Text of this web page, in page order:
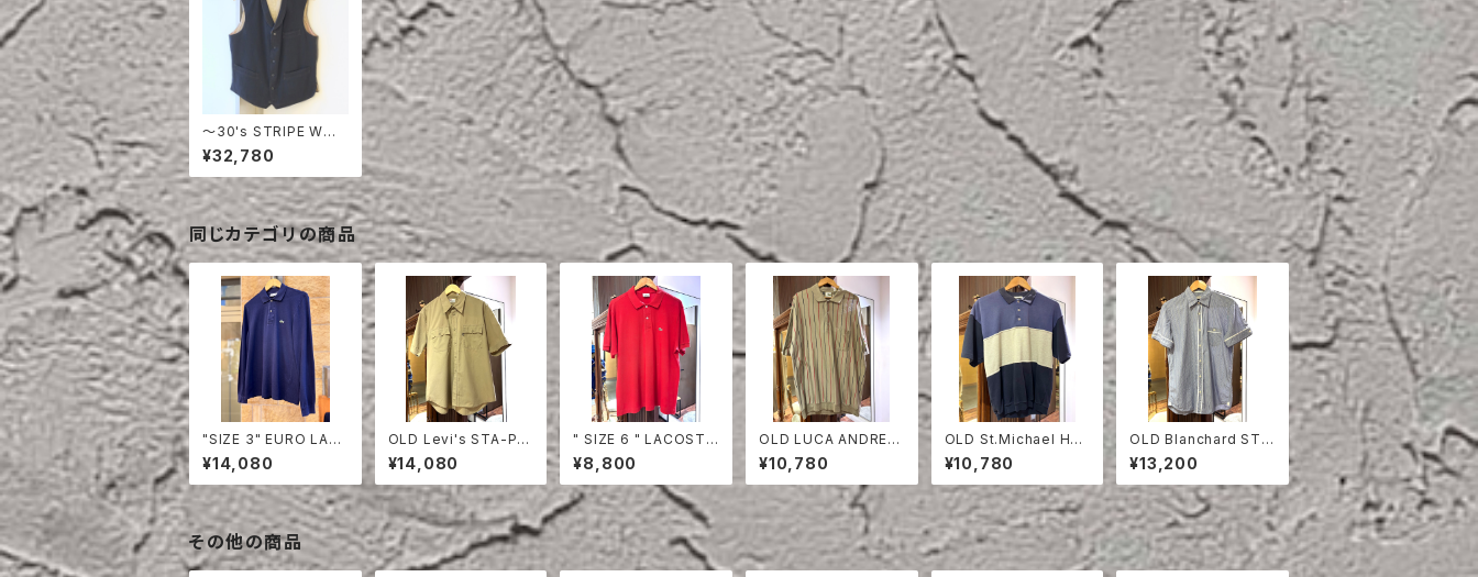
〜30's STRIPE WOO
L VEST
¥32,780
同じカテゴリの商品
"SIZE 3" EURO LAC
OSTE POLO SHIRT
LONG SLEEVE
¥14,080
OLD Levi's STA-PR
EST HALF SLEEVE S
HIRT
¥14,080
" SIZE 6 " LACOSTE
POLO SHIRT RED
¥8,800
OLD LUCA ANDREA
STRIPE COTTON H
ALF SLEEVE SHIRT
¥10,780
OLD St.Michael HAL
F SLEEVE SWEAT S
HIRT
¥10,780
OLD Blanchard STRI
PE COTTON HALF S
LEEVE SHIRT
¥13,200
その他の商品